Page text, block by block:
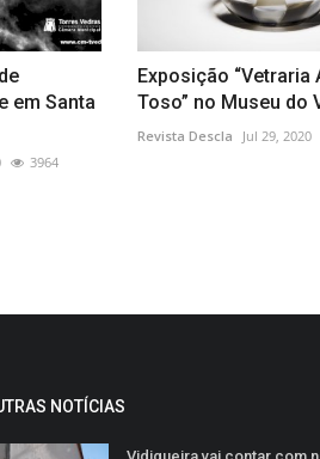
em Santa
3964
Exposição “Vetraria
Toso” no Museu do
Revista Descla Jul 29, 2020
NOTÍCIAS